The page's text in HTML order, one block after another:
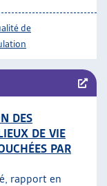
de
DES
DE VIE
PAR
rapport en